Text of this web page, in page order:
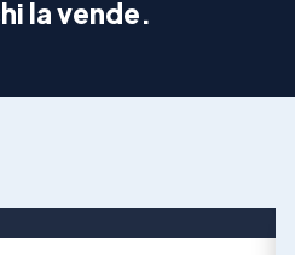
la vende.